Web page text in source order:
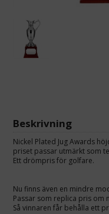
Beskrivning
Nickel Plated Jug Awards
priset passar utmärkt som
Ett drömpris för golfare.
Nu finns även en mindre
Passar som replica pris om
Så vinnaren får behålla ett